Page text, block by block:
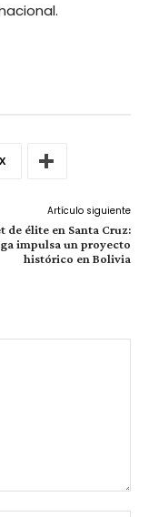
X
Artículo siguiente
de élite en Santa Cruz:
impulsa un proyecto
histórico en Bolivia